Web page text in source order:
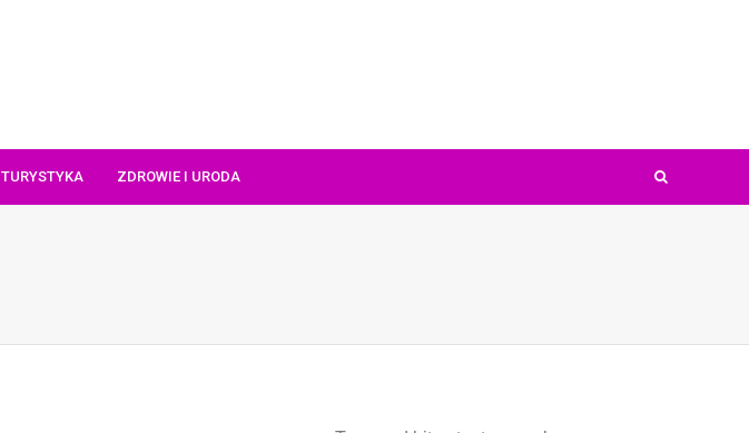
TURYSTYKA ZDROWIE I URODA